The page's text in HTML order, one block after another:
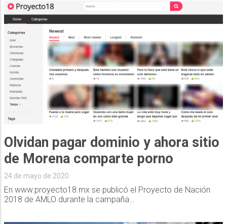
Olvidan pagar dominio y ahora sitio
de Morena comparte porno
24 de mayo de 2020
En www.proyecto18.mx se publicó el Proyecto de Nación
2018 de AMLO durante la campaña…